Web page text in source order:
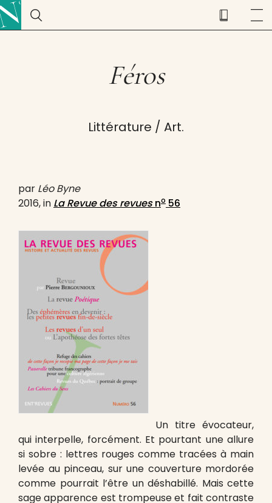
Féros
Littérature / Art.
par Léo Byne
2016, in La Revue des revuesno 56
Un titre évocateur,
qui interpelle, forcément. Et pourtant une allure
si sobre : lettres rouges comme tracées à main
levée au pinceau, sur une couverture mordorée
comme pourrait l’être un déshabillé. Mais cette
sage apparence est trompeuse et fait contraste